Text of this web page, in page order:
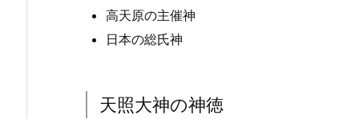
高天原の主催神
日本の総氏神
天照大神の神徳